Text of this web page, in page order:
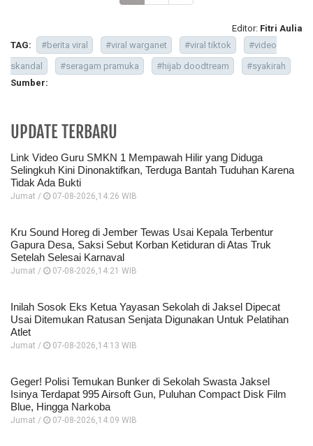
Editor: Fitri Aulia
TAG:
#berita viral #viral warganet #viral tiktok
#video
skandal
#seragam pramuka #hijab doodtream
#syakirah
Sumber:
UPDATE TERBARU
Link Video Guru SMKN 1 Mempawah Hilir yang Diduga
Selingkuh Kini Dinonaktifkan, Terduga Bantah Tuduhan Karena
Tidak Ada Bukti
Jumat / 07-08-2026,14:26 WIB
Kru Sound Horeg di Jember Tewas Usai Kepala Terbentur
Gapura Desa, Saksi Sebut Korban Ketiduran di Atas Truk
Setelah Selesai Karnaval
Jumat / 07-08-2026,14:21 WIB
Inilah Sosok Eks Ketua Yayasan Sekolah di Jaksel Dipecat
Usai Ditemukan Ratusan Senjata Digunakan Untuk Pelatihan
Atlet
Jumat / 07-08-2026,14:13 WIB
Geger! Polisi Temukan Bunker di Sekolah Swasta Jaksel
Isinya Terdapat 995 Airsoft Gun, Puluhan Compact Disk Film
Blue, Hingga Narkoba
Jumat / 07-08-2026,14:09 WIB